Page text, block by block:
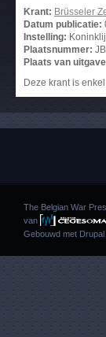
Krant: Brüsseler
Datum publicatie:
Instelling:
Plaatsnummer:
Plaats van
Deze krant is
The Belgian War
van
Gebouwd met Drupal